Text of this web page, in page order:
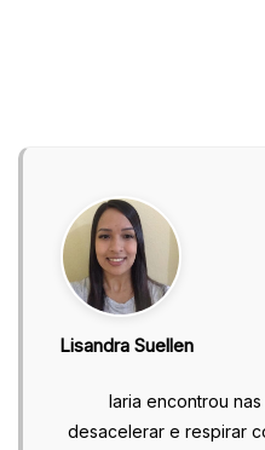
Lisandra Suellen
Iaria encontrou
desacelerar e respirar